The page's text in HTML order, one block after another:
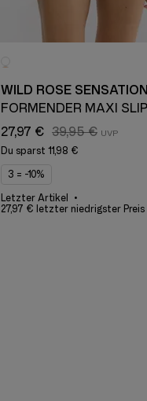
WILD ROSE
FORMENDER MAXI SLIP
27,97 € 39,95 €
Du sparst 11,98 €
3 = -10%
Letzter Artikel
27,97 € letzter niedrigster Preis